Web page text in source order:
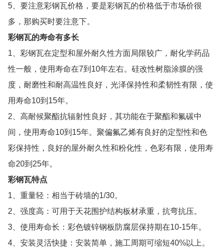
5、要注意彩钢瓦价格，要是彩钢瓦的价格低于市场价很
多，那购买时要注意下。
彩钢瓦的寿命有多长
1、彩钢瓦在定型和屋外耐久性方面局限较广，耐化学药品
性一般，使用寿命在7到10年左右。硅改性树脂涂膜的强
度，耐磨性和耐高温性良好，光泽保持性和柔韧性有限，使
用寿命10到15年。
2、高耐候聚酯抗辐射性良好，其功能在于聚酯和氟碳中
间，使用寿命10到15年。聚偏氟乙烯有良好的定型性和色
彩保持性，良好的屋外耐久性和粉化性，色彩有限，使用寿
命20到25年。
彩钢瓦特点
1、重量轻：相当于砖墙的1/30。
2、强度高：可用于天花围护结构板材承重，抗弯抗压。
3、使用寿命长：彩色镀锌钢板防腐层保持期在10-15年。
4、安装灵活快捷：安装简单，施工周期可缩短40%以上。